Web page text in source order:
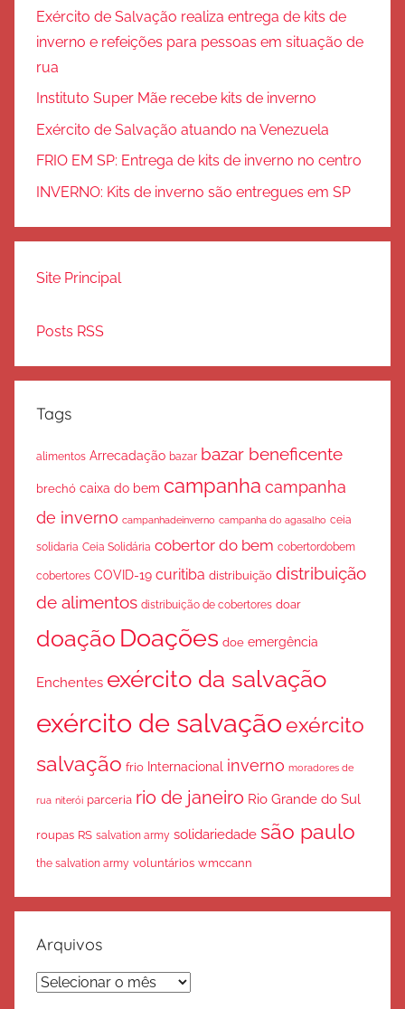
Exército de Salvação realiza entrega de kits de
inverno e refeições para pessoas em situação de
rua
Instituto Super Mãe recebe kits de inverno
Exército de Salvação atuando na Venezuela
FRIO EM SP: Entrega de kits de inverno no centro
INVERNO: Kits de inverno são entregues em SP
Site Principal
Posts RSS
Tags
alimentos Arrecadação bazar bazar beneficente
brechó caixa do bem campanha campanha
de inverno campanhadeinverno campanha do agasalho ceia
solidaria Ceia Solidária cobertor do bem cobertordobem
cobertores COVID-19 curitiba distribuição distribuição
de alimentos distribuição de cobertores doar
doação Doações doe emergência
Enchentes exército da salvação
exército de salvaçãoexército
salvação frio Internacional inverno moradores de
rua niterói parceria rio de janeiro Rio Grande do Sul
roupas RS salvation army solidariedade são paulo
the salvation army voluntários wmccann
Arquivos
Arquivos